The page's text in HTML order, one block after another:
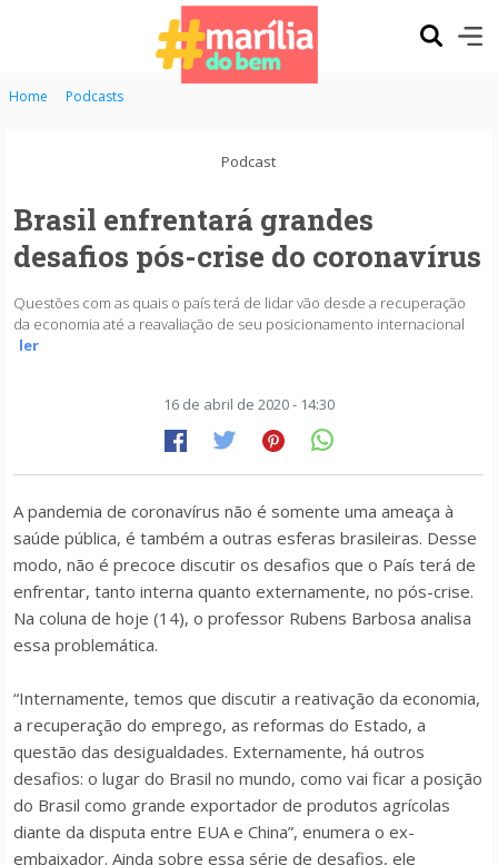
Home Podcasts
Podcast
Brasil enfrentará grandes
desafios pós-crise do coronavírus
Questões com as quais o país terá de lidar vão desde a recuperação
da economia até a reavaliação de seu posicionamento internacional
ler
16 de abril de 2020 - 14:30
A pandemia de coronavírus não é somente uma ameaça à
saúde pública, é também a outras esferas brasileiras. Desse
modo, não é precoce discutir os desafios que o País terá de
enfrentar, tanto interna quanto externamente, no pós-crise.
Na coluna de hoje (14), o professor Rubens Barbosa analisa
essa problemática.
“Internamente, temos que discutir a reativação da economia,
a recuperação do emprego, as reformas do Estado, a
questão das desigualdades. Externamente, há outros
desafios: o lugar do Brasil no mundo, como vai ficar a posição
do Brasil como grande exportador de produtos agrícolas
diante da disputa entre EUA e China”, enumera o ex-
embaixador. Ainda sobre essa série de desafios, ele